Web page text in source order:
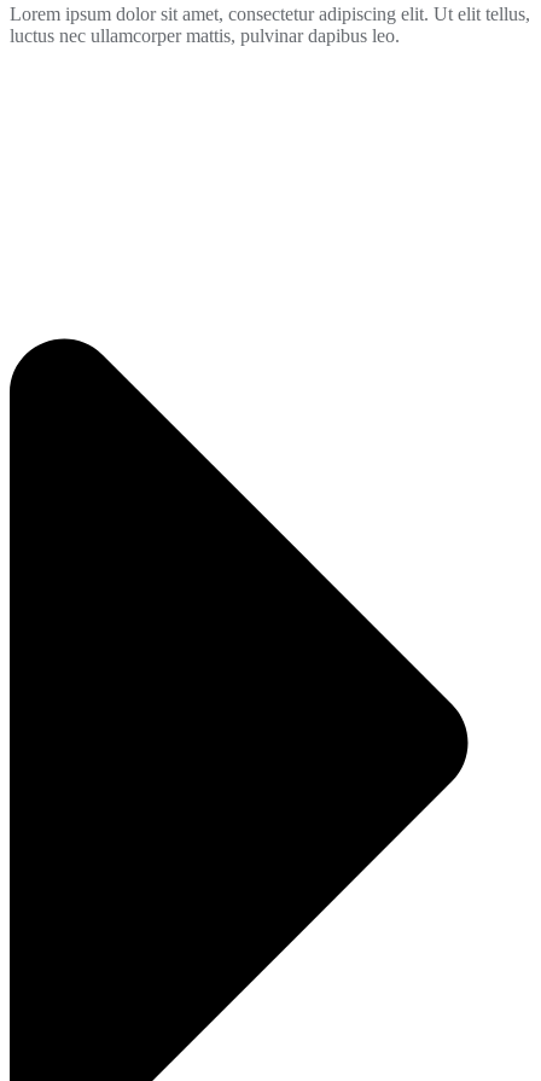
Lorem ipsum dolor sit amet, consectetur adipiscing elit. Ut elit tellus,
luctus nec ullamcorper mattis, pulvinar dapibus leo.